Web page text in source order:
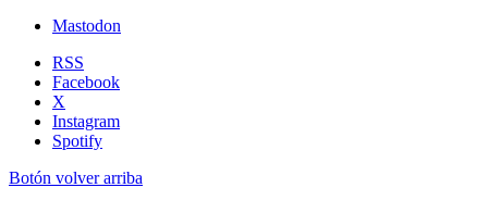
Mastodon
RSS
Facebook
X
Instagram
Spotify
Botón volver arriba